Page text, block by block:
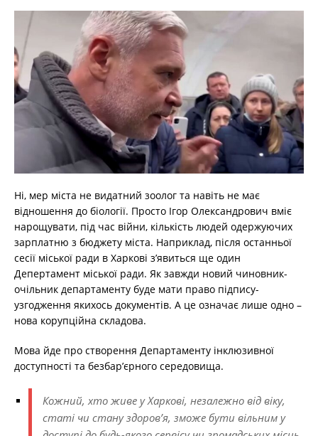
Ні, мер міста не видатний зоолог та навіть не має
відношення до біології. Просто Ігор Олександрович вміє
нарощувати, під час війни, кількість людей одержуючих
зарплатню з бюджету міста. Наприклад, після останньої
сесії міської ради в Харкові з’явиться ще один
Депертамент міської ради. Як завжди новий чиновник-
очільник департаменту буде мати право підпису-
узгодження якихось документів. А це означає лише одно –
нова корупційна складова.
Мова йде про створення Департаменту інклюзивної
доступності та безбар’єрного середовища.
Кожний, хто живе у Харкові, незалежно від віку,
статі чи стану здоровʼя, зможе бути вільним у